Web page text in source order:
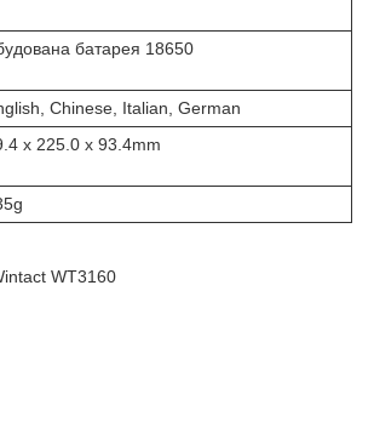
батарея 18650
Chinese, Italian, German
х 225.0 х 93.4mm
WT3160